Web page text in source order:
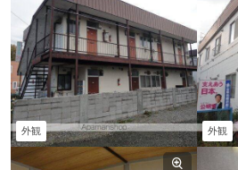
外観 外観